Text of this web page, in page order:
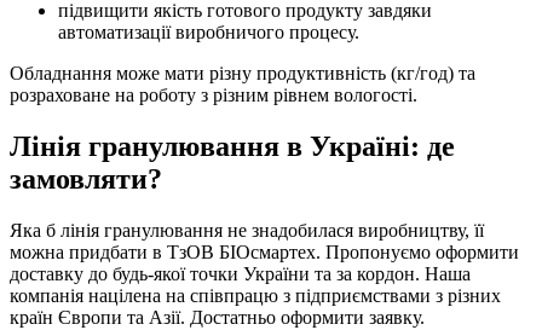
підвищити якість готового продукту завдяки
автоматизації виробничого процесу.
Обладнання може мати різну продуктивність (кг/год) та
розраховане на роботу з різним рівнем вологості.
Лінія гранулювання в Україні: де
замовляти?
Яка б лінія гранулювання не знадобилася виробництву, її
можна придбати в ТзОВ БІОсмартех. Пропонуємо оформити
доставку до будь-якої точки України та за кордон. Наша
компанія націлена на співпрацю з підприємствами з різних
країн Європи та Азії. Достатньо оформити заявку.